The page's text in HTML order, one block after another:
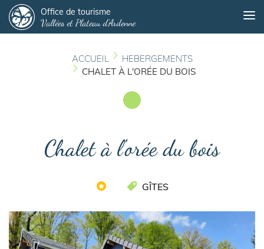
au
contenu
Office de tourisme
Vallées et Plateau d'Ardenne
ACCUEIL
HEBERGEMENTS
CHALET À L'ORÉE DU BOIS
Chalet à l'orée du bois
GÎTES
Panneau de gestion des cookies